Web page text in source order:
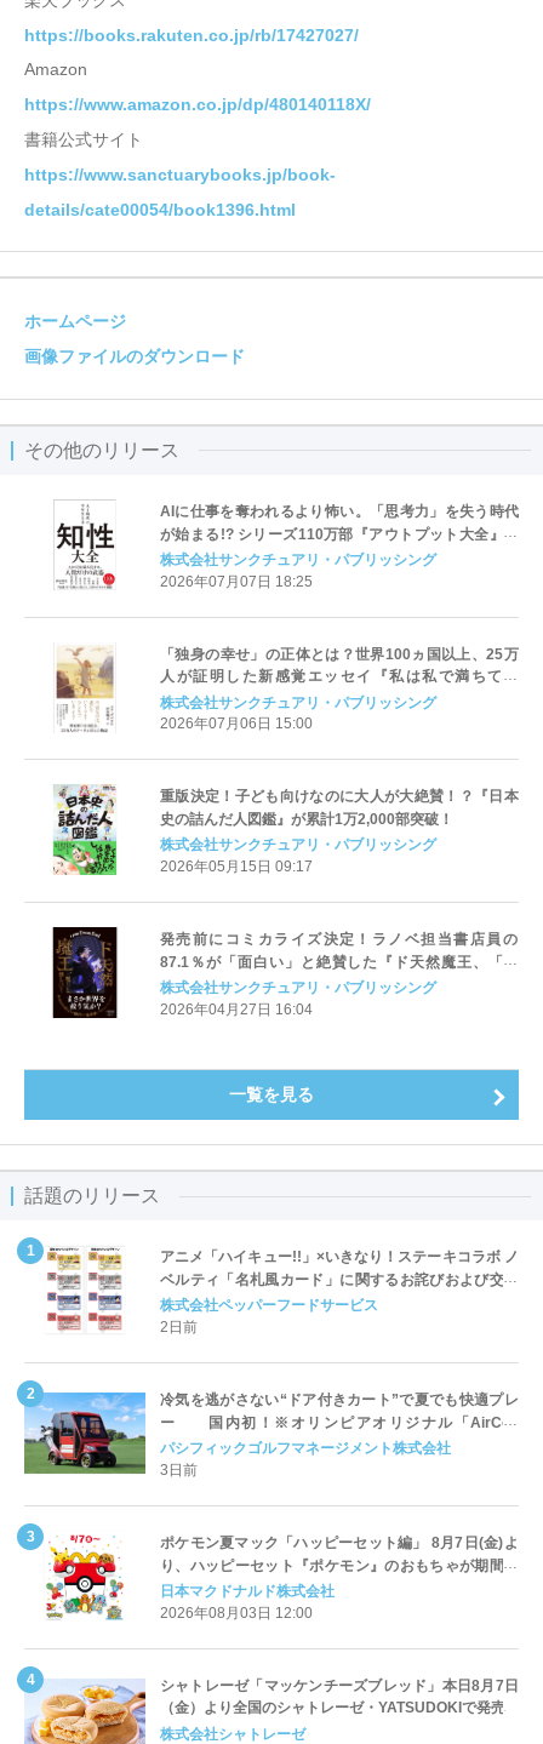
https://books.rakuten.co.jp/rb/17427027/
Amazon
https://www.amazon.co.jp/dp/480140118X/
書籍公式サイト
https://www.sanctuarybooks.jp/book-
details/cate00054/book1396.html
ホームページ
画像ファイルのダウンロード
その他のリリース
AIに仕事を奪われるより怖い。「思考力」を失う時代
が始まる!? シリーズ110万部『アウトプット大全』著
者がAI時代の新基準「知性」を提唱
株式会社サンクチュアリ・パブリッシング
2026年07月07日 18:25
「独身の幸せ」の正体とは？世界100ヵ国以上、25万
人が証明した新感覚エッセイ『私は私で満ちてい
る』 7月7日（火）に発売
株式会社サンクチュアリ・パブリッシング
2026年07月06日 15:00
重版決定！子ども向けなのに大人が大絶賛！？『日本
史の詰んだ人図鑑』が累計1万2,000部突破！
株式会社サンクチュアリ・パブリッシング
2026年05月15日 09:17
発売前にコミカライズ決定！ラノベ担当書店員の
87.1％が「面白い」と絶賛した『ド天然魔王、「魔
王」を倒しにいく』4月30日発売
株式会社サンクチュアリ・パブリッシング
2026年04月27日 16:04
一覧を見る
話題のリリース
アニメ「ハイキュー!!」×いきなり！ステーキコラボ ノ
ベルティ「名札風カード」に関するお詫びおよび交換
対応についてのご案内
株式会社ペッパーフードサービス
2日前
冷気を逃がさない“ドア付きカート”で夏でも快適プレ
ー 国内初！※オリンピアオリジナル「AirCon
Cart（エアコンカート）」導入 | ＰＧＭ
パシフィックゴルフマネージメント株式会社
3日前
ポケモン夏マック「ハッピーセット編」 8月7日(金)よ
り、ハッピーセット『ポケモン』のおもちゃが期間限
定登場
日本マクドナルド株式会社
2026年08月03日 12:00
シャトレーゼ「マッケンチーズブレッド」本日8月7日
（金）より全国のシャトレーゼ・YATSUDOKIで発売
株式会社シャトレーゼ